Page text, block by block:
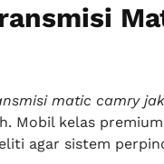
matic camry
Mobil kelas
agar sistem